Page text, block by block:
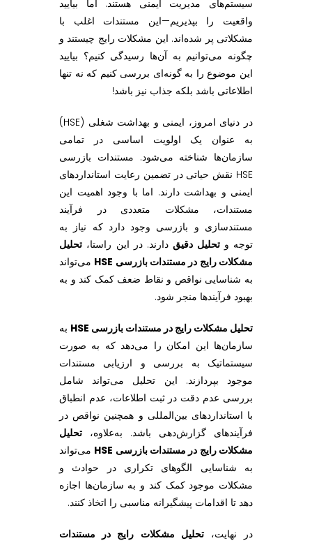
ت
س
ی
سیستم‌های مدیریت ایمنی هستند. اما بیایید
واقعیت را بپذیریم—این مستندات اغلب با
مشکلاتی پر شده‌اند. این مشکلات رایج چیستند و
چگونه می‌توانیم به آن‌ها رسیدگی کنیم؟ بیایید
این موضوع را به گونه‌ای بررسی کنیم که نه تنها
اطلاعاتی باشد بلکه جذاب نیز باشد!
در دنیای امروز، ایمنی و بهداشت شغلی (HSE)
به عنوان یک اولویت اساسی در تمامی
سازمان‌ها شناخته می‌شود. مستندات بازرسی
HSE نقش حیاتی در تضمین رعایت استانداردهای
ایمنی و بهداشت دارند. اما با وجود اهمیت این
مستندات، مشکلات متعددی در فرآیند
مستندسازی و بازرسی وجود دارد که نیاز به
توجه وتحلیل دقیقدارند. در این راستا، تحلیل
مشکلات رایج در مستندات بازرسی HSE
می‌تواند
به شناسایی نواقص و نقاط ضعف کمک کند و به
بهبود فرآیندها منجر شود.
تحلیل مشکلات رایج در مستندات بازرسی HSE
به
سازمان‌ها این امکان را می‌دهد که به صورت
سیستماتیک به بررسی و ارزیابی مستندات
موجود بپردازند. این تحلیل می‌تواند شامل
بررسی عدم دقت در ثبت اطلاعات، عدم انطباق
با استانداردهای بین‌المللی و همچنین نواقص در
فرآیندهای گزارش‌دهی باشد. به‌علاوه، تحلیل
مشکلات رایج در مستندات بازرسی HSE
می‌تواند
به شناسایی الگوهای تکراری در حوادث و
مشکلات موجود کمک کند و به سازمان‌ها اجازه
دهد تا اقدامات پیشگیرانه مناسبی را اتخاذ کنند.
در نهایت،تحلیل مشکلات رایج در مستندات